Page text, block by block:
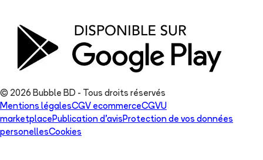
© 2026 Bubble BD - Tous droits réservés
Mentions légalesCGV ecommerceCGVU
marketplacePublication d'avisProtection de vos données
personellesCookies